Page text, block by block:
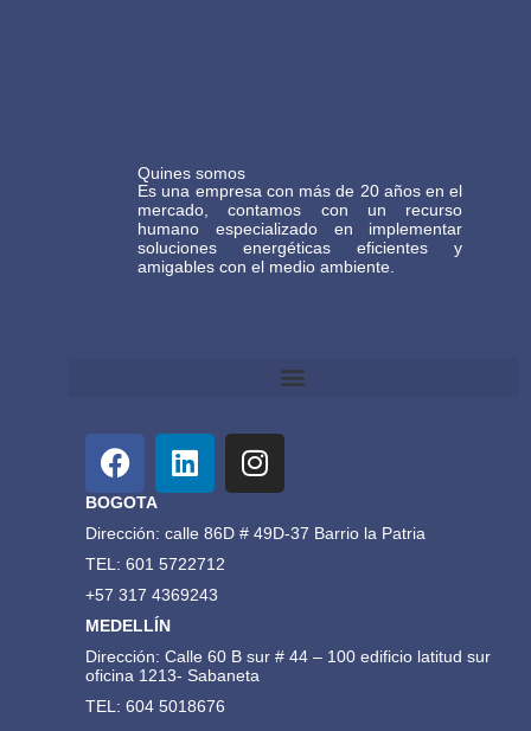
Quines somos
Es una empresa con más de 20 años en el
mercado, contamos con un recurso
humano especializado en implementar
soluciones energéticas eficientes y
amigables con el medio ambiente.
BOGOTA
Dirección: calle 86D # 49D-37 Barrio la Patria
TEL: 601 5722712
+57 317 4369243
MEDELLÍN
Dirección: Calle 60 B sur # 44 – 100 edificio latitud sur
oficina 1213- Sabaneta
TEL: 604 5018676